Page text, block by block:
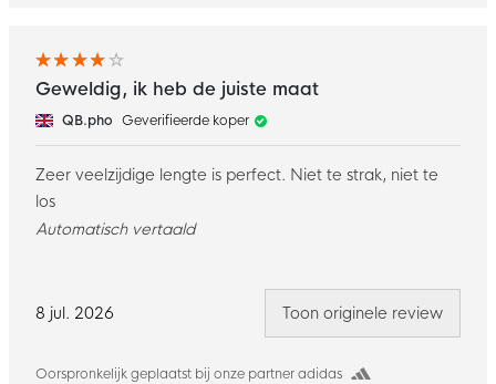
8 jul. 2026
Oorspronkelijk geplaatst bij onze partner adidas
Geweldig, ik heb de juiste maat
QB.pho Geverifieerde koper
Zeer veelzijdige lengte is perfect. Niet te strak, niet te
los
Automatisch vertaald
Toon originele review